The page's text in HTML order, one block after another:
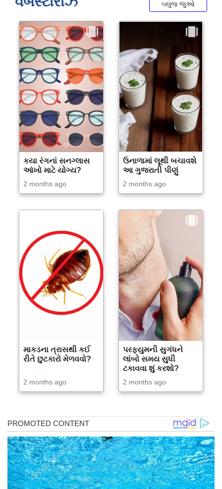
બધુજ જુઓ
કયા રંગનાં સનગ્લાસ
આંખો માટે યોગ્ય?
2 months ago
ઉનાળામાં લૂથી બચાવશે
આ ગુજરાતી પીણું
2 months ago
માકડના ત્રાસથી કઈ
રીતે છુટકારો મેળવવો?
2 months ago
પરફ્યુમની સુગંધને
લાંબો સમય સુધી
ટકાવવા શું કરશો?
2 months ago